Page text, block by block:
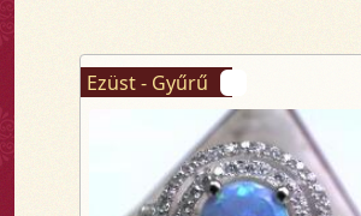
Ezüst - Gyűrű